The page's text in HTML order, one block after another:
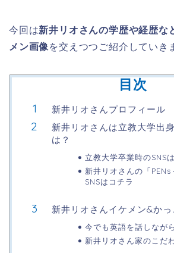
今回は新井リオさんの学歴や経歴な
メン画像 を交えつつご紹介していき
目次
新井リオさんプロフィール
新井リオさんは立教大学出
は？
立教大学卒業時のSNS
新井リオさんの「
SNSはコチラ
新井リオさんイケメン&か
今でも英語を話しなが
新井リオさん家のこだ